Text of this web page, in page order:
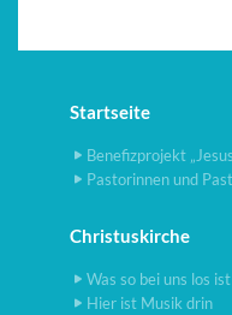
Startseite
Benefizprojekt
Pastorinnen und
Christuskirche
Was so bei uns los ist
Hier ist Musik drin